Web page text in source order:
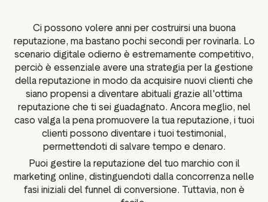
i social media
recensioni
Dati e statistiche
Tag delle recensioni
Dati dei visitatori
Ci possono volere anni per costruirsi una buona
reputazione, ma bastano pochi secondi per rovinarla. Lo
scenario digitale odierno è estremamente competitivo,
perciò è essenziale avere una strategia per la gestione
della reputazione in modo da acquisire nuovi clienti che
siano propensi a diventare abituali grazie all'ottima
reputazione che ti sei guadagnato. Ancora meglio, nel
caso valga la pena promuovere la tua reputazione, i tuoi
clienti possono diventare i tuoi testimonial,
permettendoti di salvare tempo e denaro.
Puoi gestire la reputazione del tuo marchio con il
marketing online, distinguendoti dalla concorrenza nelle
fasi iniziali del funnel di conversione. Tuttavia, non è